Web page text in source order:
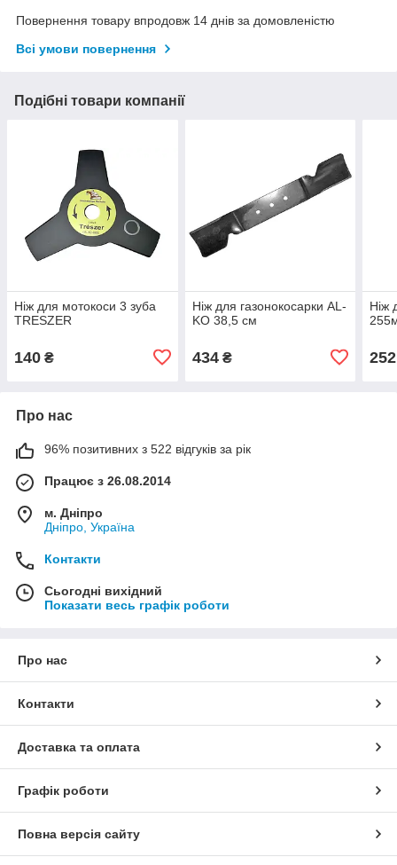
Повернення товару впродовж 14 днів за домовленістю
Всі умови повернення
Подібні товари компанії
Ніж для мотокоси 3 зуба
TRESZER
140 ₴
Ніж для газонокосарки AL-
KO 38,5 см
434₴
Ніж
252
Про нас
96% позитивних з 522 відгуків за рік
Працює з 26.08.2014
м. Дніпро
Дніпро, Україна
Контакти
Сьогодні вихідний
Показати весь графік роботи
Про нас
Контакти
Доставка та оплата
Графік роботи
Повна версія сайту